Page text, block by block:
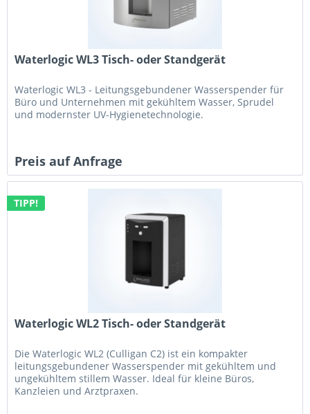
Waterlogic WL3 Tisch- oder Standgerät
Waterlogic WL3 - Leitungsgebundener Wasserspender für
Büro und Unternehmen mit gekühltem Wasser, Sprudel
und modernster UV-Hygienetechnologie.
Preis auf Anfrage
TIPP!
Waterlogic WL2 Tisch- oder Standgerät
Die Waterlogic WL2 (Culligan C2) ist ein kompakter
leitungsgebundener Wasserspender mit gekühltem und
ungekühltem stillem Wasser. Ideal für kleine Büros,
Kanzleien und Arztpraxen.